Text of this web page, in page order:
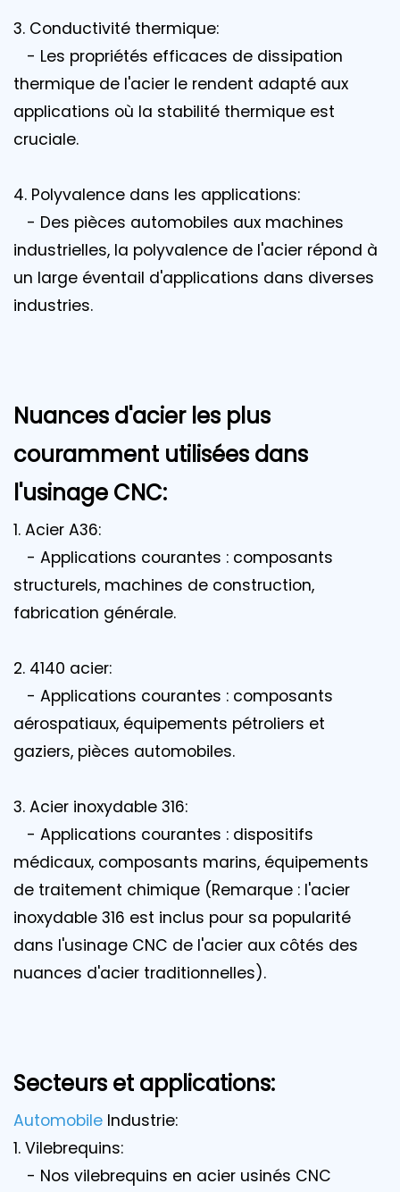
3. Conductivité thermique:
- Les propriétés efficaces de dissipation
thermique de l'acier le rendent adapté aux
applications où la stabilité thermique est
cruciale.
4. Polyvalence dans les applications:
- Des pièces automobiles aux machines
industrielles, la polyvalence de l'acier répond à
un large éventail d'applications dans diverses
industries.
Nuances d'acier les plus
couramment utilisées dans
l'usinage CNC:
1. Acier A36:
- Applications courantes : composants
structurels, machines de construction,
fabrication générale.
2. 4140 acier:
- Applications courantes : composants
aérospatiaux, équipements pétroliers et
gaziers, pièces automobiles.
3. Acier inoxydable 316:
- Applications courantes : dispositifs
médicaux, composants marins, équipements
de traitement chimique (Remarque : l'acier
inoxydable 316 est inclus pour sa popularité
dans l'usinage CNC de l'acier aux côtés des
nuances d'acier traditionnelles).
Secteurs et applications:
Automobile Industrie:
1. Vilebrequins:
- Nos vilebrequins en acier usinés CNC